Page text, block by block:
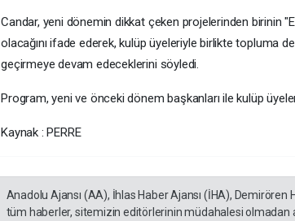
Candar, yeni dönemin dikkat çeken projelerinden birinin
olacağını ifade ederek, kulüp üyeleriyle birlikte topluma
geçirmeye devam edeceklerini söyledi.
Program, yeni ve önceki dönem başkanları ile kulüp
Kaynak : PERRE
Anadolu Ajansı (AA), İhlas Haber Ajansı (İHA),
tüm haberler, sitemizin editörlerinin müdahalesi olmadan